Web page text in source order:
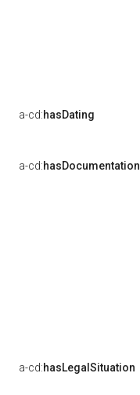
a-cd:hasDating
a-cd:hasDocumentation
a-cd:hasLegalSituation